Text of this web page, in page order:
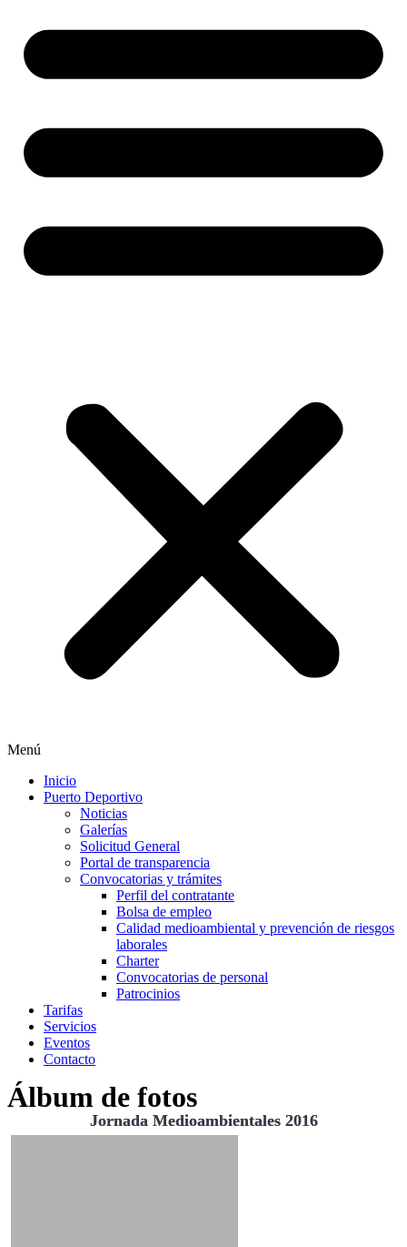
Menú
Inicio
Puerto Deportivo
Noticias
Galerías
Solicitud General
Portal de transparencia
Convocatorias y trámites
Perfil del contratante
Bolsa de empleo
Calidad medioambiental y prevención de riesgos
laborales
Charter
Convocatorias de personal
Patrocinios
Tarifas
Servicios
Eventos
Contacto
Álbum de fotos
Jornada Medioambientales 2016